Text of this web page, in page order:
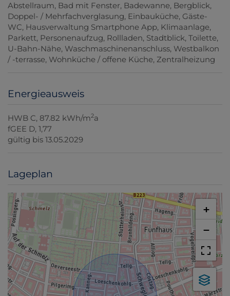
Abstellraum Bad mit Fenster Badewanne Bergblick
Doppel- / Mehrfachverglasung Einbauküche Gäste-
WC Hausverwaltung Smartphone App Klimaanlage
Parkett Personenaufzug Rollladen Stadtblick Toilette
U-Bahn-Nähe Waschmaschinenanschluss Westbalkon
/ -terrasse Wohnküche / offene Küche Zentralheizung
Energieausweis
HWB C, 87.82 kWh/m2a
fGEE D, 1,77
gültig bis 13.05.2029
Lageplan
+
−